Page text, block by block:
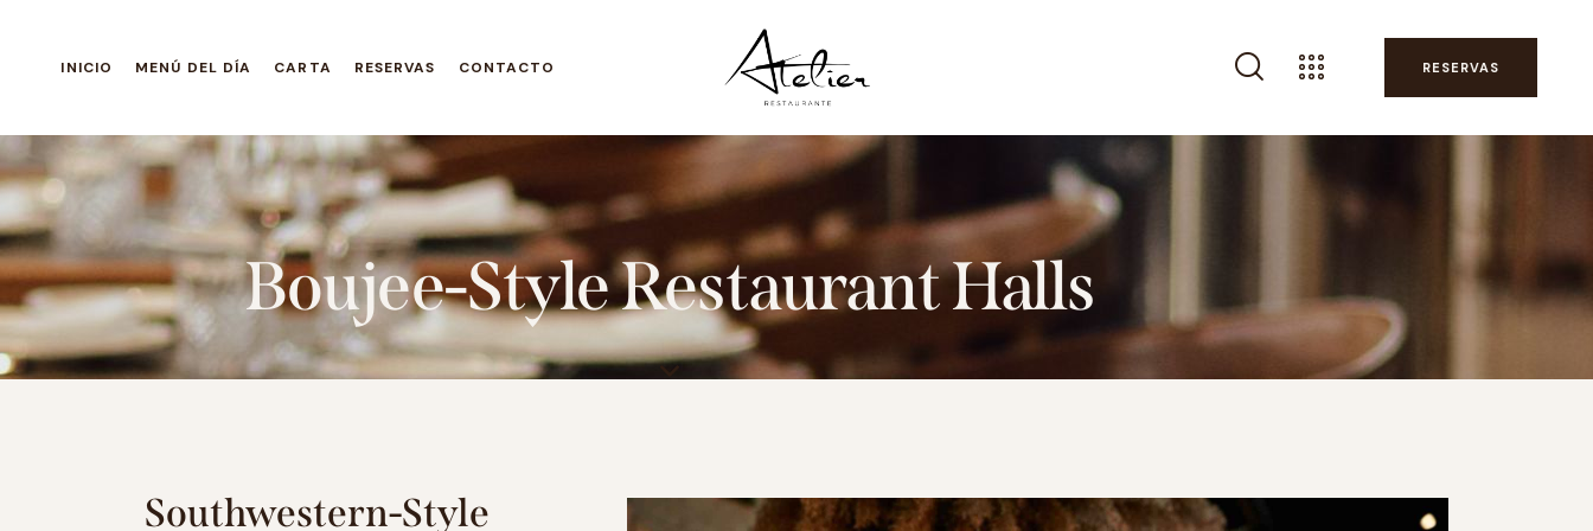
INICIO MENÚ DEL DÍA CARTA RESERVAS CONTACTO RESERVAS
Boujee-Style Restaurant Halls
Southwestern-Style